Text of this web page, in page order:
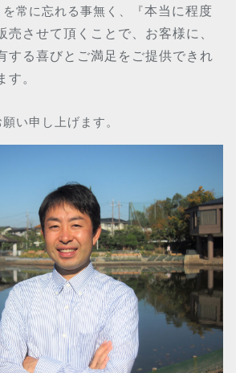
常に忘れる事無く、『本当に程度
売させて頂くことで、お客様に、
する喜びとご満足をご提供できれ
。
い申し上げます。